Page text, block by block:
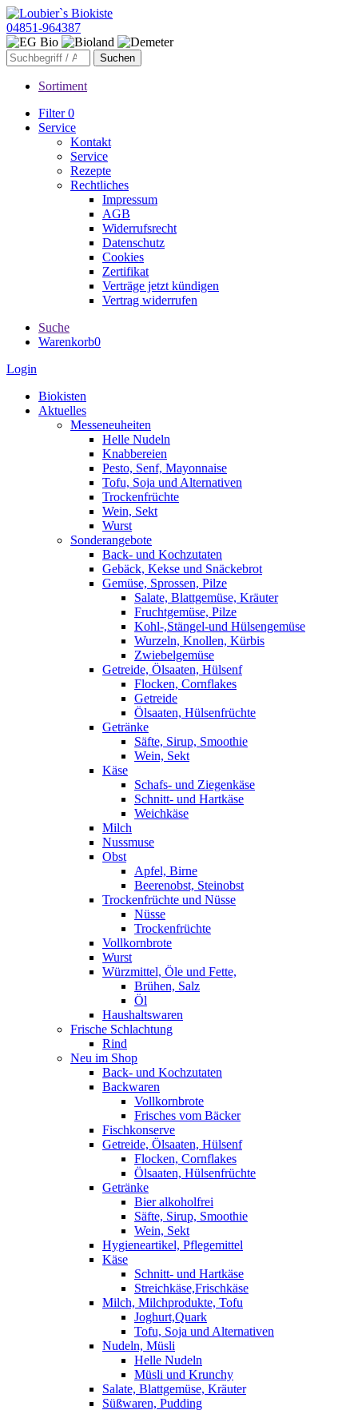
04851-964387
Sortiment
Filter0
Service
Kontakt
Service
Rezepte
Rechtliches
Impressum
AGB
Widerrufsrecht
Datenschutz
Cookies
Zertifikat
Verträge jetzt kündigen
Vertrag widerrufen
Suche
Warenkorb0
Login
Biokisten
Aktuelles
Messeneuheiten
Helle Nudeln
Knabbereien
Pesto, Senf, Mayonnaise
Tofu, Soja und Alternativen
Trockenfrüchte
Wein, Sekt
Wurst
Sonderangebote
Back- und Kochzutaten
Gebäck, Kekse und Snäckebrot
Gemüse, Sprossen, Pilze
Salate, Blattgemüse, Kräuter
Fruchtgemüse, Pilze
Kohl-,Stängel-und Hülsengemüse
Wurzeln, Knollen, Kürbis
Zwiebelgemüse
Getreide, Ölsaaten, Hülsenf
Flocken, Cornflakes
Getreide
Ölsaaten, Hülsenfrüchte
Getränke
Säfte, Sirup, Smoothie
Wein, Sekt
Käse
Schafs- und Ziegenkäse
Schnitt- und Hartkäse
Weichkäse
Milch
Nussmuse
Obst
Apfel, Birne
Beerenobst, Steinobst
Trockenfrüchte und Nüsse
Nüsse
Trockenfrüchte
Vollkornbrote
Wurst
Würzmittel, Öle und Fette,
Brühen, Salz
Öl
Haushaltswaren
Frische Schlachtung
Rind
Neu im Shop
Back- und Kochzutaten
Backwaren
Vollkornbrote
Frisches vom Bäcker
Fischkonserve
Getreide, Ölsaaten, Hülsenf
Flocken, Cornflakes
Ölsaaten, Hülsenfrüchte
Getränke
Bier alkoholfrei
Säfte, Sirup, Smoothie
Wein, Sekt
Hygieneartikel, Pflegemittel
Käse
Schnitt- und Hartkäse
Streichkäse,Frischkäse
Milch, Milchprodukte, Tofu
Joghurt,Quark
Tofu, Soja und Alternativen
Nudeln, Müsli
Helle Nudeln
Müsli und Krunchy
Salate, Blattgemüse, Kräuter
Süßwaren, Pudding